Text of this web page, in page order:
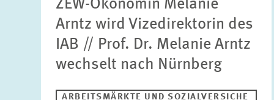
ZEW-Ökonomin Melanie
Arntz wird Vizedirektorin des
IAB // Prof. Dr. Melanie Arntz
wechselt nach Nürnberg
ARBEITSMÄRKTE UND SOZIALVERSICHE